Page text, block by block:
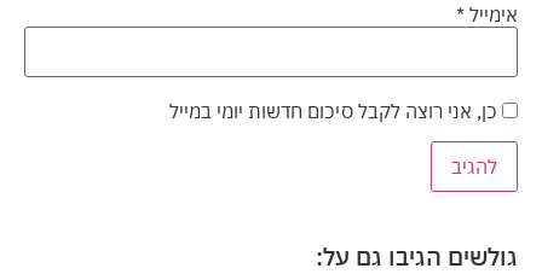
אימייל *
כן, אני רוצה לקבל סיכום חדשות יומי במייל
גולשים הגיבו גם על: